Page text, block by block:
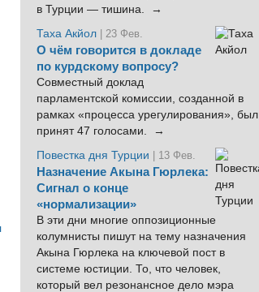
в Турции — тишина. →
Таха Акйол | 23 Фев.
О чём говорится в докладе
по курдскому вопросу?
Совместный доклад
парламентской комиссии, созданной в
рамках «процесса урегулирования», был
принят 47 голосами. →
Повестка дня Турции
| 13 Фев.
Назначение Акына Гюрлека:
Сигнал о конце
«нормализации»
В эти дни многие оппозиционные
колумнисты пишут на тему назначения
Акына Гюрлека на ключевой пост в
системе юстиции. То, что человек,
который вел резонансное дело мэра